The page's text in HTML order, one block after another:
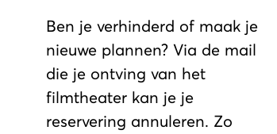
Ben je verhinderd of maak je
nieuwe plannen? Via de mail
die je ontving van het
filmtheater kan je je
reservering annuleren. Zo